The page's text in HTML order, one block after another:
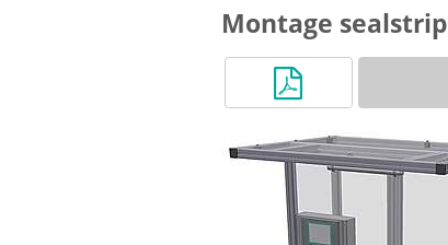
Montage sealstrip